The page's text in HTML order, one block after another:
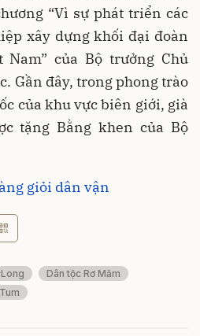
“Vì sự phát triển các
xây dựng khối đại đoàn
của Bộ trưởng Chủ
Gần đây, trong phong trào
của khu vực biên giới, già
tặng Bằng khen của Bộ
giỏi dân vận
Dân tộc Rơ Măm